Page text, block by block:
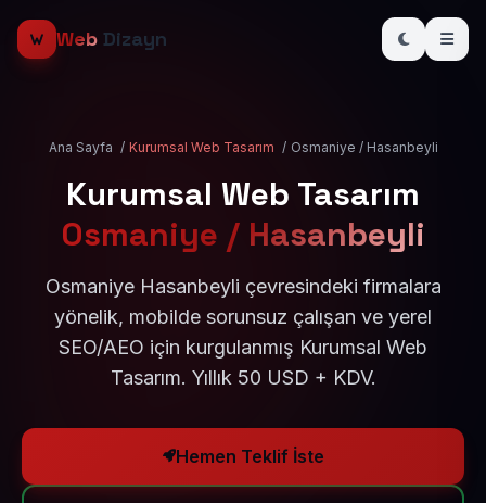
Web Dizayn
Ana Sayfa / Kurumsal Web Tasarım / Osmaniye / Hasanbeyli
Kurumsal Web Tasarım
Osmaniye / Hasanbeyli
Osmaniye Hasanbeyli çevresindeki firmalara
yönelik, mobilde sorunsuz çalışan ve yerel
SEO/AEO için kurgulanmış Kurumsal Web
Tasarım. Yıllık 50 USD + KDV.
Hemen Teklif İste